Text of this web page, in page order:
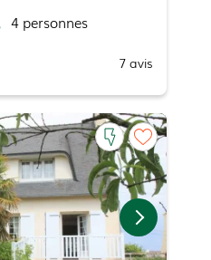
4 personnes
7 avis